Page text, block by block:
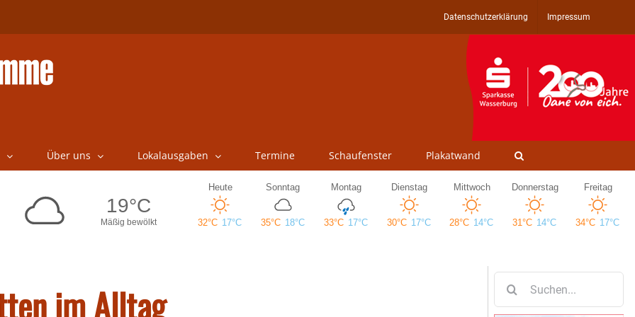
Datenschutzerklärung Impressum
Über uns Lokalausgaben Termine Schaufenster Plakatwand
im Alltag
nach: